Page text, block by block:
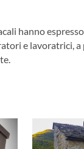
hanno
e lavoratrici,